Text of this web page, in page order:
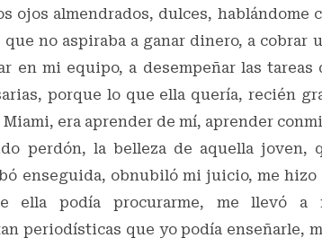
ojos almendrados, dulces, hablándome
no aspiraba a ganar dinero, a cobrar
en mi equipo, a desempeñar las tareas
porque lo que ella quería, recién
era aprender de mí, aprender
perdón, la belleza de aquella joven,
enseguida, obnubiló mi juicio, me
ella podía procurarme, me llevó a
periodísticas que yo podía enseñarle,